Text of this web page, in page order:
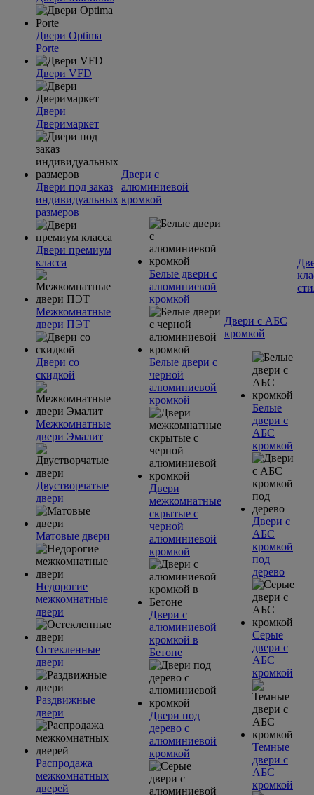
Двери Optima
Porte
Двери VFD
Двери
Дверимаркет
Двери под заказ
индивидуальных
размеров
Двери премиум
класса
Межкомнатные
двери ПЭТ
Двери со
скидкой
Межкомнатные
двери Эмалит
Двустворчатые
двери
Матовые двери
Недорогие
межкомнатные
двери
Остекленные
двери
Раздвижные
двери
Распродажа
межкомнатных
дверей
Двери с
алюминиевой
кромкой
Белые двери с
алюминиевой
кромкой
Белые двери с
черной
алюминиевой
кромкой
Двери
межкомнатные
скрытые с
черной
алюминиевой
кромкой
Двери с
алюминиевой
кромкой в
Бетоне
Двери под
дерево с
алюминиевой
кромкой
Двери с АБС
кромкой
Белые
двери с
АБС
кромкой
Двери с
АБС
кромкой
под
дерево
Серые
двери с
АБС
кромкой
Темные
двери с
АБС
кромкой